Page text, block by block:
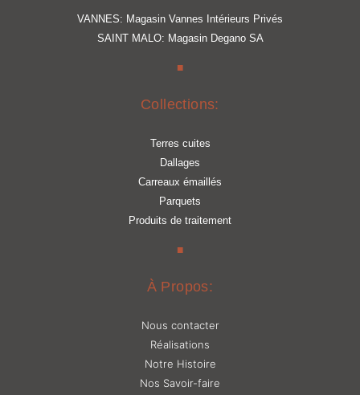
VANNES: Magasin Vannes Intérieurs Privés
SAINT MALO: Magasin Degano SA
■
Collections:
Terres cuites
Dallages
Carreaux émaillés
Parquets
Produits de traitement
■
À Propos:
Nous contacter
Réalisations
Notre Histoire
Nos Savoir-faire